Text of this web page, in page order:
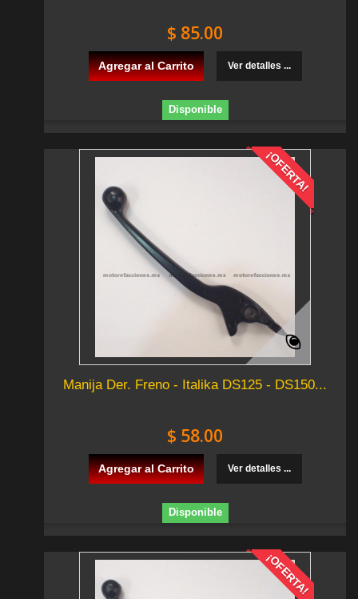
$ 85.00
Agregar al Carrito Ver detalles ...
Disponible
¡OFERTA!
Manija Der. Freno - Italika DS125 - DS150...
$ 58.00
Agregar al Carrito Ver detalles ...
Disponible
¡OFERTA!